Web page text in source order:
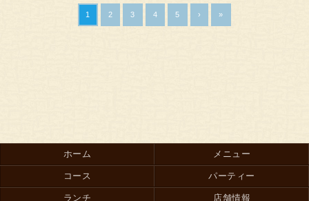
1 2 3 4 5 › »
ホーム メニュー
コース パーティー
ランチ 店舗情報